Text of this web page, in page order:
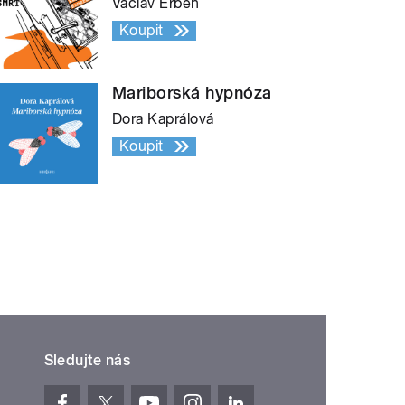
Václav Erben
Koupit
Mariborská hypnóza
Dora Kaprálová
Koupit
Sledujte nás